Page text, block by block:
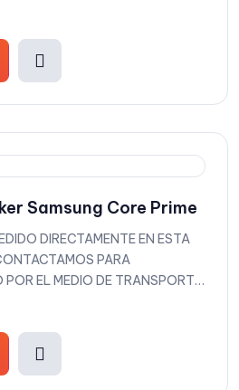
Samsung Core Prime
DIRECTAMENTE EN ESTA
PARA
EL MEDIO DE TRANSPORTE